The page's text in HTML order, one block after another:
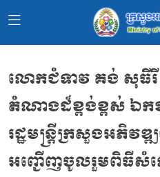
លោកជំទាវ គង់ សុធីរី
តំណាងដ៏ខ្ពង់ខ្ពស់ ឯក
រដ្ឋមន្ត្រីក្រសួងអភិវ
អញ្ជើញចូលរួមពិធី